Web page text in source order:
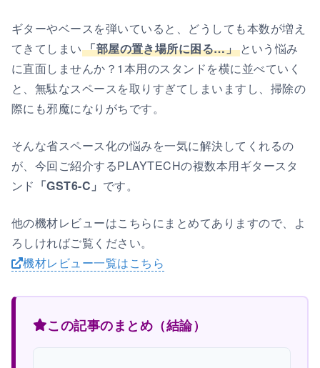
ギターやベースを弾いていると、どうしても本数が増え
てきてしまい 「部屋の置き場所に困る…」という悩み
に直面しませんか？1本用のスタンドを横に並べていく
と、無駄なスペースを取りすぎてしまいますし、掃除の
際にも邪魔になりがちです。
そんな省スペース化の悩みを一気に解決してくれるの
が、今回ご紹介するPLAYTECHの複数本用ギタースタ
ンド 「GST6-C」 です。
他の機材レビューはこちらにまとめてありますので、よ
ろしければご覧ください。
機材レビュー一覧はこちら
この記事のまとめ（結論）